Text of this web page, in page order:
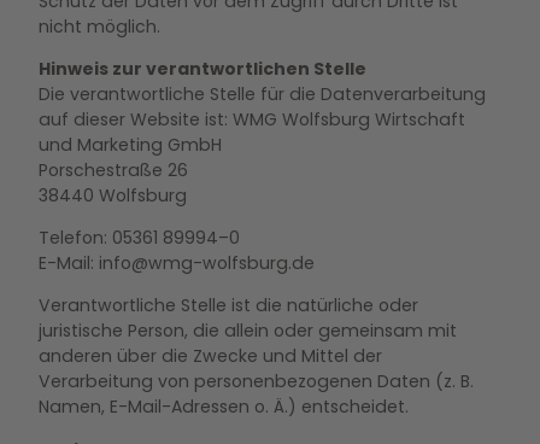
nicht möglich.
Hinweis zur verantwortlichen Stelle
Die verantwortliche Stelle für die Datenverarbeitung
auf dieser Website ist: WMG Wolfsburg Wirtschaft
und Marketing GmbH
Porschestraße 26
38440 Wolfsburg
Telefon: 05361 89994–0
E-Mail: info@wmg-wolfsburg.de
Verantwortliche Stelle ist die natürliche oder
juristische Person, die allein oder gemeinsam mit
anderen über die Zwecke und Mittel der
Verarbeitung von personenbezogenen Daten (z. B.
Namen, E-Mail-Adressen o. Ä.) entscheidet.